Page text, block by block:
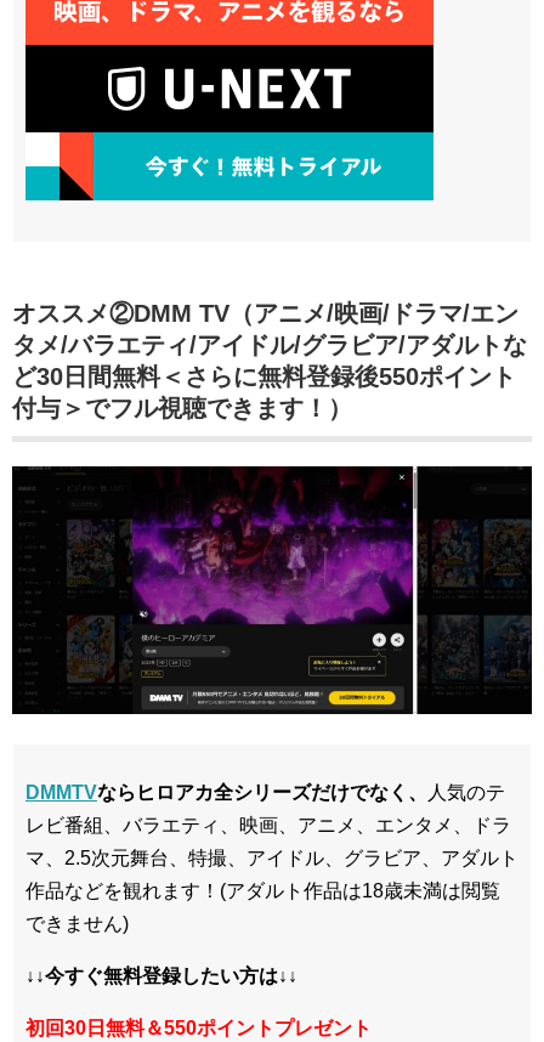
オススメ②DMM TV（アニメ/映画/ドラマ/エン
タメ/バラエティ/アイドル/グラビア/アダルトな
ど30日間無料＜さらに無料登録後550ポイント
付与＞でフル視聴できます！）
DMMTVならヒロアカ全シリーズだけでなく、
人気のテ
レビ番組、バラエティ、映画、アニメ、エンタメ、ドラ
マ、2.5次元舞台、特撮、アイドル、グラビア、アダルト
作品などを観れます！(アダルト作品は18歳未満は閲覧
できません)
↓↓今すぐ無料登録したい方は↓↓
初回30日無料＆550ポイントプレゼント